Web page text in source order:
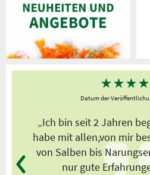
★★★★
Datum der
„Ich bin seit 2 Jahren
habe mit allen,von mir
von Salben bis
nur gute